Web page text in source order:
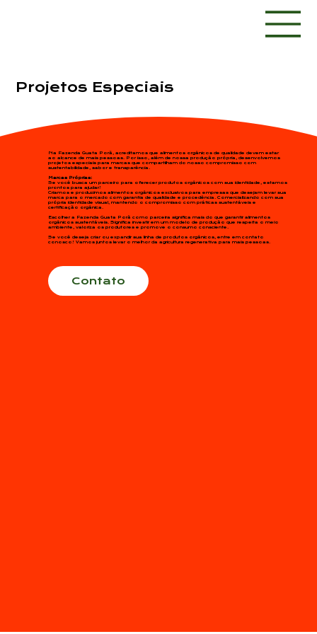
Projetos Especiais
Na Fazenda Guata Porã, acreditamos que alimentos orgânicos de qualidade devem estar
ao alcance de mais pessoas. Por isso, além de nossa produção própria, desenvolvemos
projetos especiais para marcas que compartilham do nosso compromisso com
sustentabilidade, sabor e transparência.
Marcas Próprias:
Se você busca um parceiro para oferecer produtos orgânicos com sua identidade, estamos
prontos para ajudar!
Criamos e produzimos alimentos orgânicos exclusivos para empresas que desejam levar sua
marca para o mercado com garantia de qualidade e procedência. Comercializando com sua
própria identidade visual, mantendo o compromisso com práticas sustentáveis e
certificação orgânica.
Escolher a Fazenda Guata Porã como parceira significa mais do que garantir alimentos
orgânicos sustentáveis. Significa investir em um modelo de produção que respeita o meio
ambiente, valoriza os produtores e promove o consumo consciente.
Se você deseja criar ou expandir sua linha de produtos orgânicos, entre em contato
conosco! Vamos juntos levar o melhor da agricultura regenerativa para mais pessoas.
Contato